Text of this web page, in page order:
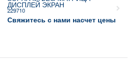
ДИСПЛЕЙ ЭКРАН
229710
Свяжитесь с нами насчет цены